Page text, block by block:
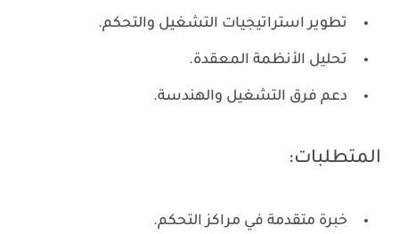
تطوير استراتيجيات التشغيل والتحكم.
تحليل الأنظمة المعقدة.
دعم فرق التشغيل والهندسة.
المتطلبات:
خبرة متقدمة في مراكز التحكم.